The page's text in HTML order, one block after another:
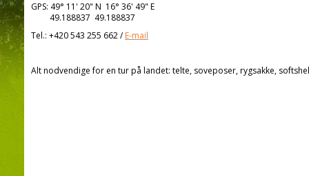
GPS: 49° 11' 20" N 16° 36' 49" E
49.188837 49.188837
Tel.: +420 543 255 662/E-mail
Alt nodvendige for en tur på landet: telte, soveposer, rygsakke,